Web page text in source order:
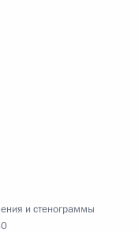
и стенограммы